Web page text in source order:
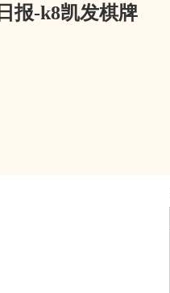
报-k8凯发棋牌